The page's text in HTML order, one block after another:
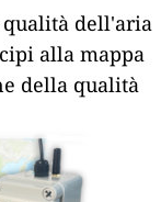
dell'aria
alla mappa
della qualità